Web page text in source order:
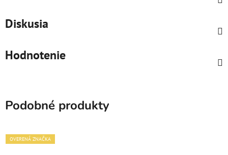
Diskusia
Hodnotenie
Podobné produkty
OVERENÁ ZNAČKA